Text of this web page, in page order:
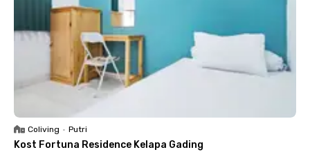
Coliving • Putri
Kost Fortuna Residence Kelapa Gading